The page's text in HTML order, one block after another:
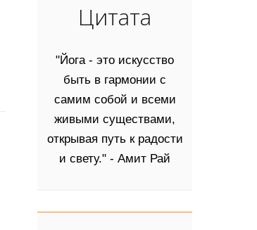
Цитата
"Йога - это искусство
быть в гармонии с
самим собой и всеми
живыми существами,
открывая путь к радости
и свету." - Амит Рай